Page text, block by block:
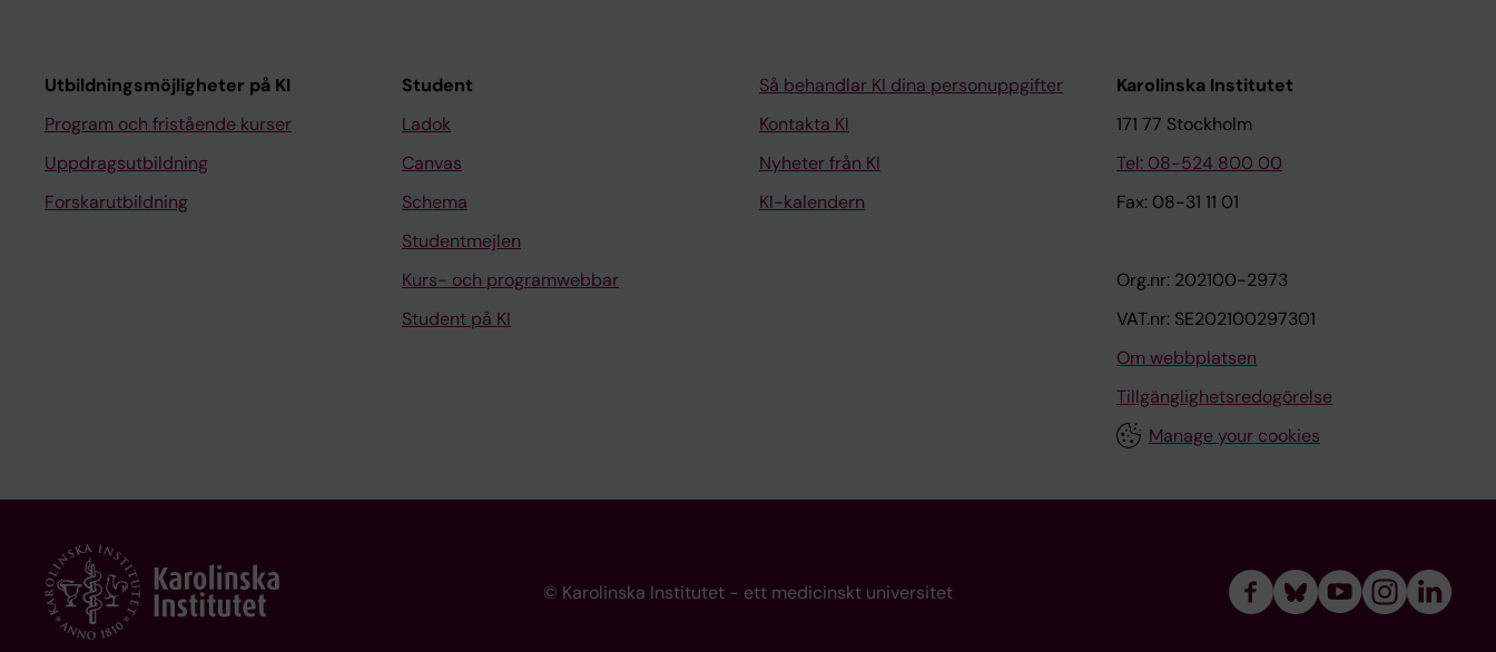
Utbildningsmöjligheter på KI
Program och fristående kurser
Uppdragsutbildning
Forskarutbildning
Student
Ladok
Canvas
Schema
Studentmejlen
Kurs- och programwebbar
Student på KI
Så behandlar KI dina personuppgifter
Kontakta KI
Nyheter från KI
KI-kalendern
Karolinska Institutet
171 77 Stockholm
Tel: 08-524 800 00
Fax: 08-31 11 01
Org.nr: 202100-2973
VAT.nr: SE202100297301
Om webbplatsen
Tillgänglighetsredogörelse
Manage your cookies
© Karolinska Institutet - ett medicinskt universitet